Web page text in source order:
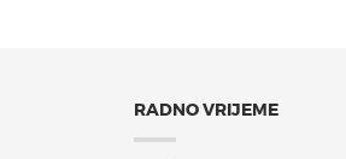
RADNO VRIJEME